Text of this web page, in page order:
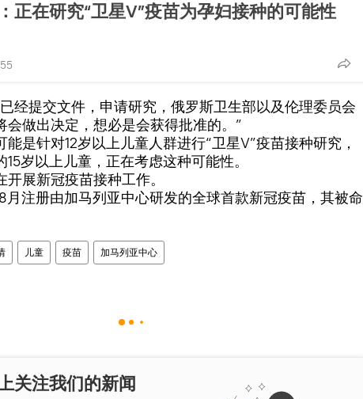
正在研究“卫星V”疫苗为孕妇接种的可能性
经提交文件，申请研究，俄罗斯卫生部以及伦理委员会
会做出决定，想必是会获得批准的。”
是针对12岁以上儿童人群进行“卫星V”疫苗接种研究，
岁以上儿童，正在考虑这种可能性。
展新冠疫苗接种工作。
注册由加马列亚中心研发的全球首款新冠疫苗，其被命
儿童 疫苗 加马列亚中心
关注我们的新闻